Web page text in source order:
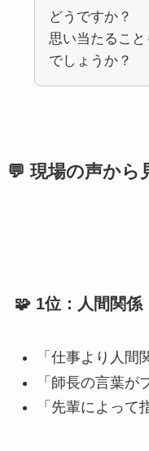
どうですか？
思い当たるこ
でしょうか？
💬 現場の声から
🧩 1位：人間関係
「仕事より人間
「師長の言葉が
「先輩によって